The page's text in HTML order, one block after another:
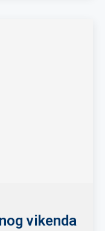
vikenda